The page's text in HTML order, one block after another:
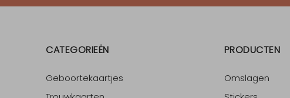
CATEGORIEËN
Geboortekaartjes
PRODUCTEN
Omslagen